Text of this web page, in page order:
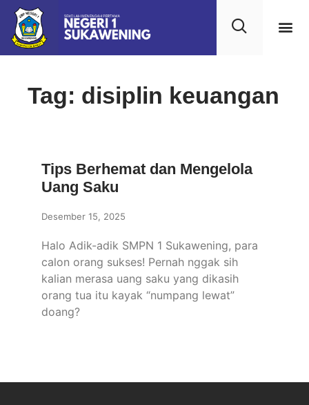
Tag: disiplin keuangan
Tips Berhemat dan Mengelola
Uang Saku
Desember 15, 2025
Halo Adik-adik SMPN 1 Sukawening, para
calon orang sukses! Pernah nggak sih
kalian merasa uang saku yang dikasih
orang tua itu kayak “numpang lewat”
doang?